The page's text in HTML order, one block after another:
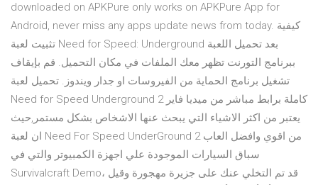
downloaded on APKPure only works on APKPure App for
Android, never miss any apps update news from today. كيفية
تثبيت لعبة Need for Speed: Underground بعد تحميل اللعبة
ببرنامج التورنت تظهر معك الملفات في مكان التحميل. قم بإيقاف
تشغيل برنامج الحماية من الفيروسات او جدار ويندوز. تحميل لعبة
Need for Speed Underground 2 كاملة برابط مباشر من ميديا فاير
يعتبر من اكثر الاشياء التي يبحث عنها الاشخاص بشكل مستمر,حيث
ان لعبة Need For Speed UnderGround 2 من اقوي وافضل العاب
سباق السيارات الموجودة علي اجهزة الكمبيوتر والتي في
Survivalcraft Demo، قد تم التخلي عنك على جزيرة مهجورة وقيل